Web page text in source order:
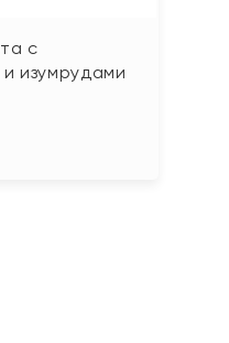
с
изумрудами